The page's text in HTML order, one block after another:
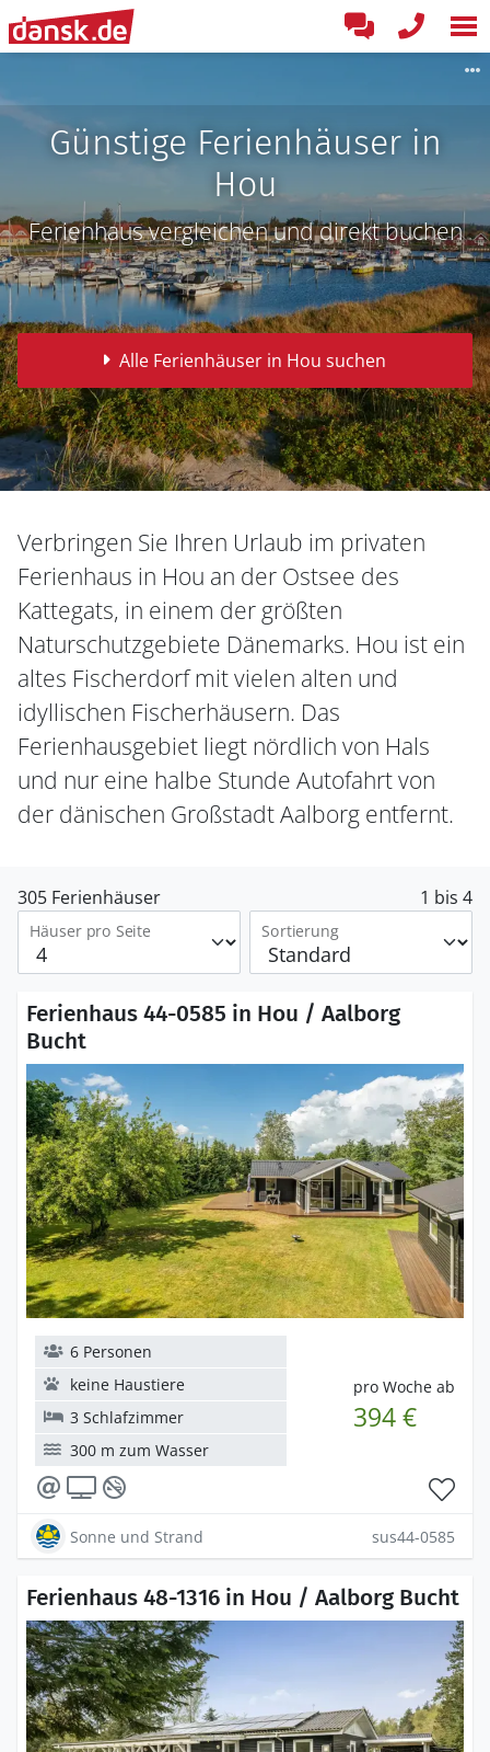
Günstige Ferienhäuser in
Hou
Ferienhaus vergleichen und direkt buchen
Alle Ferienhäuser in Hou suchen
Verbringen Sie Ihren Urlaub im privaten
Ferienhaus in Hou an der Ostsee des
Kattegats, in einem der größten
Naturschutzgebiete Dänemarks. Hou ist ein
altes Fischerdorf mit vielen alten und
idyllischen Fischerhäusern. Das
Ferienhausgebiet liegt nördlich von Hals
und nur eine halbe Stunde Autofahrt von
der dänischen Großstadt Aalborg entfernt.
305 Ferienhäuser 1 bis 4
Häuser pro Seite Sortierung
Ferienhaus 44-0585 in Hou / Aalborg
Bucht
pro Woche ab
394 €
6 Personen
keine Haustiere
3 Schlafzimmer
300 m zum Wasser
Sonne und Strand sus44-0585
Ferienhaus 48-1316 in Hou / Aalborg Bucht